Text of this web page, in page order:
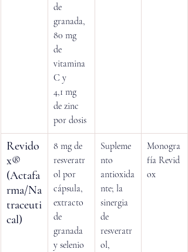
de
granada,
80 mg
de
vitamina
C y
4,1 mg
de zinc
por dosis
Revido
x®
(Actafa
rma/Na
traceuti
cal)
8 mg de
resveratr
ol por
cápsula,
extracto
de
granada
y selenio
Supleme
nto
antioxida
nte; la
sinergia
de
resveratr
ol,
Monogra
fía Revid
ox